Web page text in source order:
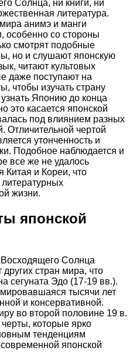
Солнца, ни книги, ни
литература.
анимэ и манги
особенно со стороны
смотрят подобные
но и слушают японскую
читают культовых
даже поступают на
чтобы изучать страну
Японию до конца
это касается японской
под влиянием разных
Отличительной чертой
утонченность и
Подобное наблюдается и
все же не удалось
Китая и Кореи, что
жизни.
японской
Солнца
стран мира, что
сегуната Эдо (17-19 вв.).
тысячи лет
и консервативной.
во второй половине 19 в.
которые ярко
тенденциям
японской